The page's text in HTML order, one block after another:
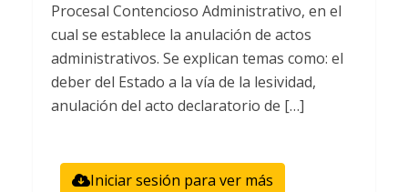
Procesal Contencioso Administrativo, en el
cual se establece la anulación de actos
administrativos. Se explican temas como: el
deber del Estado a la vía de la lesividad,
anulación del acto declaratorio de […]
Iniciar sesión para ver más